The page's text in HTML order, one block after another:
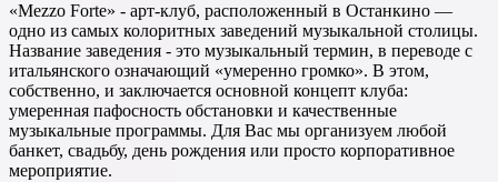
«Mezzo Forte» - арт-клуб, расположенный в Останкино —
одно из самых колоритных заведений музыкальной столицы.
Название заведения - это музыкальный термин, в переводе с
итальянского означающий «умеренно громко». В этом,
собственно, и заключается основной концепт клуба:
умеренная пафосность обстановки и качественные
музыкальные программы. Для Вас мы организуем любой
банкет, свадьбу, день рождения или просто корпоративное
мероприятие.